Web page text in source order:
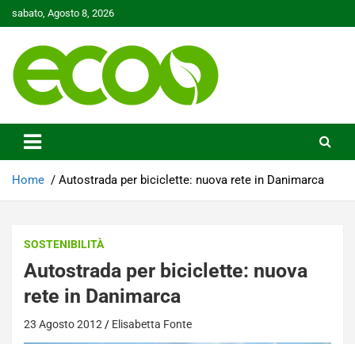
to
sabato, Agosto 8, 2026
Ecoo.it
Home Autostrada per biciclette: nuova rete in Danimarca
SOSTENIBILITÀ
Autostrada per biciclette: nuova
rete in Danimarca
23 Agosto 2012 Elisabetta Fonte